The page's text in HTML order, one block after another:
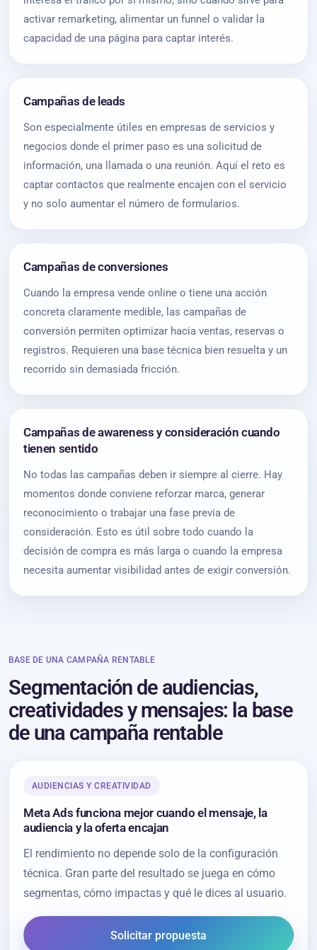
activar remarketing, alimentar un funnel o validar la
capacidad de una página para captar interés.
Campañas de leads
Son especialmente útiles en empresas de servicios y
negocios donde el primer paso es una solicitud de
información, una llamada o una reunión. Aquí el reto es
captar contactos que realmente encajen con el servicio
y no solo aumentar el número de formularios.
Campañas de conversiones
Cuando la empresa vende online o tiene una acción
concreta claramente medible, las campañas de
conversión permiten optimizar hacia ventas, reservas o
registros. Requieren una base técnica bien resuelta y un
recorrido sin demasiada fricción.
Campañas de awareness y consideración cuando
tienen sentido
No todas las campañas deben ir siempre al cierre. Hay
momentos donde conviene reforzar marca, generar
reconocimiento o trabajar una fase previa de
consideración. Esto es útil sobre todo cuando la
decisión de compra es más larga o cuando la empresa
necesita aumentar visibilidad antes de exigir conversión.
BASE DE UNA CAMPAÑA RENTABLE
Segmentación de audiencias,
creatividades y mensajes: la base
de una campaña rentable
AUDIENCIAS Y CREATIVIDAD
Meta Ads funciona mejor cuando el mensaje, la
audiencia y la oferta encajan
El rendimiento no depende solo de la configuración
técnica. Gran parte del resultado se juega en cómo
segmentas, cómo impactas y qué le dices al usuario.
Solicitar propuesta